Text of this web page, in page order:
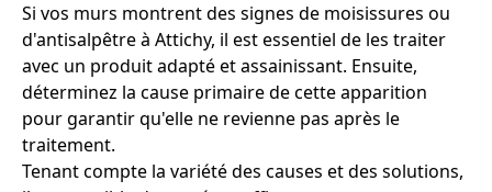
Si vos murs montrent des signes de moisissures ou
d'antisalpêtre à Attichy, il est essentiel de les traiter
avec un produit adapté et assainissant. Ensuite,
déterminez la cause primaire de cette apparition
pour garantir qu'elle ne revienne pas après le
traitement.
Tenant compte la variété des causes et des solutions,